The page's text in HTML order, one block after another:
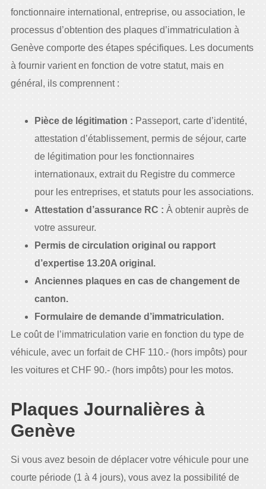
fonctionnaire international, entreprise, ou association, le
processus d’obtention des plaques d’immatriculation à
Genève comporte des étapes spécifiques. Les documents
à fournir varient en fonction de votre statut, mais en
général, ils comprennent :
Pièce de légitimation : Passeport, carte d’identité,
attestation d’établissement, permis de séjour, carte
de légitimation pour les fonctionnaires
internationaux, extrait du Registre du commerce
pour les entreprises, et statuts pour les associations.
Attestation d’assurance RC : À obtenir auprès de
votre assureur.
Permis de circulation original ou rapport
d’expertise 13.20A original.
Anciennes plaques en cas de changement de
canton.
Formulaire de demande d’immatriculation.
Le coût de l’immatriculation varie en fonction du type de
véhicule, avec un forfait de CHF 110.- (hors impôts) pour
les voitures et CHF 90.- (hors impôts) pour les motos.
Plaques Journalières à
Genève
Si vous avez besoin de déplacer votre véhicule pour une
courte période (1 à 4 jours), vous avez la possibilité de